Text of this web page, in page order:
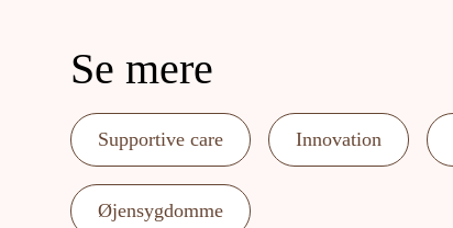
Se mere
Supportive care Innovation
Øjensygdomme